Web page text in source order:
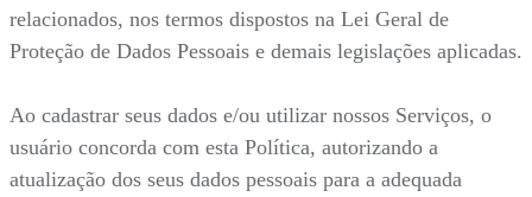
relacionados, nos termos dispostos na Lei Geral de
Proteção de Dados Pessoais e demais legislações aplicadas.
Ao cadastrar seus dados e/ou utilizar nossos Serviços, o
usuário concorda com esta Política, autorizando a
atualização dos seus dados pessoais para a adequada